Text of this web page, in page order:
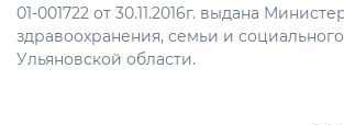
01-001722 от 30.11.2016г. выдана
здравоохранения, семьи и
Ульяновской области.